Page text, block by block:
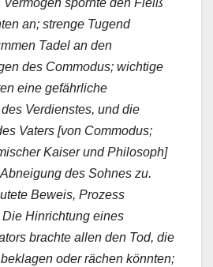
spornte den Fleiß
an; strenge Tugend
Tadel an den
des Commodus; wichtige
eine gefährliche
Verdienstes, und die
Vaters [von Commodus;
Kaiser und Philosoph]
des Sohnes zu.
Beweis, Prozess
Hinrichtung eines
brachte allen den Tod, die
oder rächen könnten;